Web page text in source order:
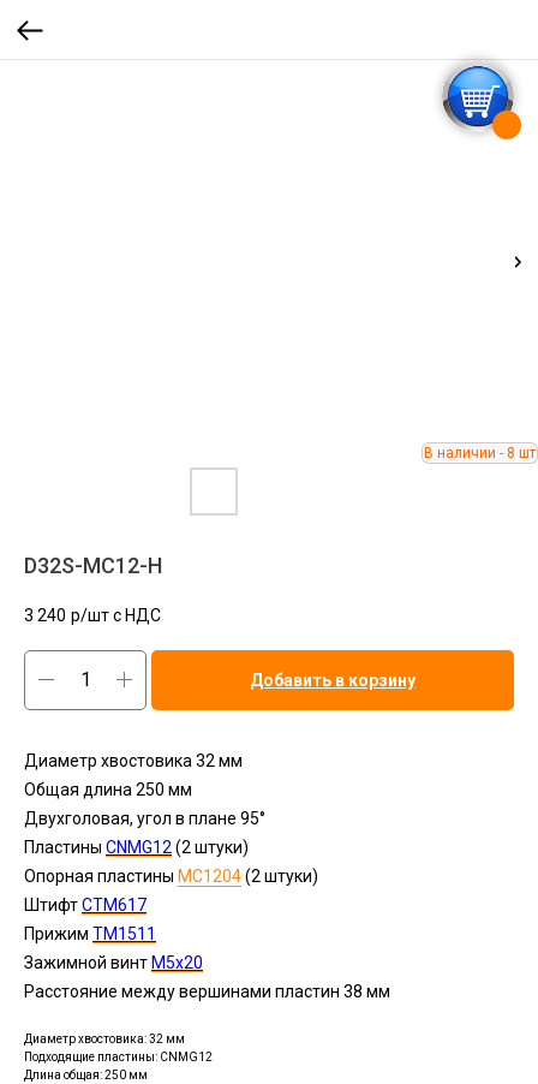
D32S-MC12-H
3 240 р/шт c НДС
Добавить в корзину
Диаметр хвостовика 32 мм
Общая длина 250 мм
Двухголовая, угол в плане 95°
Пластины CNMG12 (2 штуки)
Опорная пластины MC1204(2 штуки)
ШтифтCTM617
Прижим TM1511
Зажимной винт M5x20
Расстояние между вершинами пластин 38 мм
Диаметр хвостовика: 32 мм
Подходящие пластины: CNMG12
Длина общая: 250 мм